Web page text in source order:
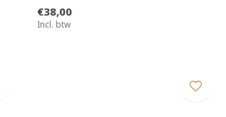
€38,00
Incl. btw